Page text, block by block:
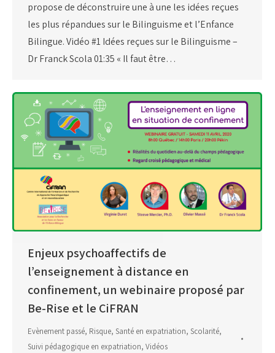
propose de déconstruire une à une les idées reçues
les plus répandues sur le Bilinguisme et l’Enfance
Bilingue. Vidéo #1 Idées reçues sur le Bilinguisme –
Dr Franck Scola 01:35 « Il faut être…
Enjeux psychoaffectifs de
l’enseignement à distance en
confinement, un webinaire proposé par
Be-Rise et le CiFRAN
Evènement passé, Risque, Santé en expatriation, Scolarité,
Suivi pédagogique en expatriation, Vidéos